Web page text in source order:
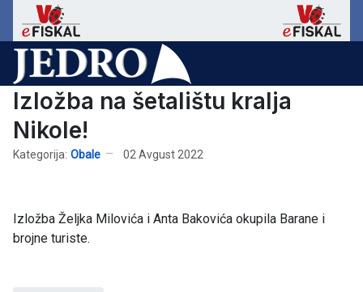
Izložba na šetalištu kralja
Nikole!
Kategorija: Obale 02 Avgust 2022
Izložba Željka Milovića i Anta Bakovića okupila Barane i
brojne turiste.